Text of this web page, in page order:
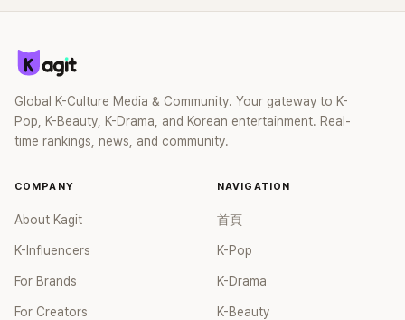
Global K-Culture Media & Community. Your gateway to K-
Pop, K-Beauty, K-Drama, and Korean entertainment. Real-
time rankings, news, and community.
COMPANY
About Kagit
K-Influencers
For Brands
For Creators
NAVIGATION
首頁
K-Pop
K-Drama
K-Beauty